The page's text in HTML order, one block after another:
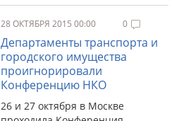
28 ОКТЯБРЯ 2015 00:00 0
Департаменты транспорта и
городского имущества
проигнорировали
Конференцию НКО
26 и 27 октября в Москве